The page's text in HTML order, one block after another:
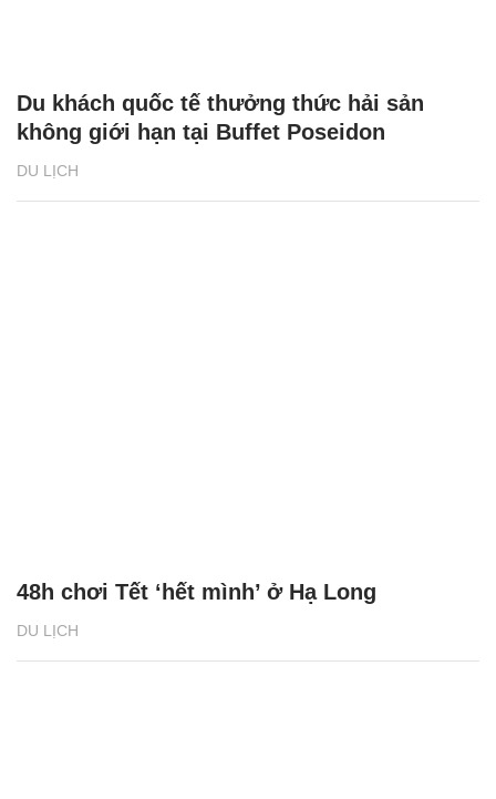
DU LỊCH
Du khách quốc tế thưởng thức hải sản
không giới hạn tại Buffet Poseidon
DU LỊCH
48h chơi Tết ‘hết mình’ ở Hạ Long